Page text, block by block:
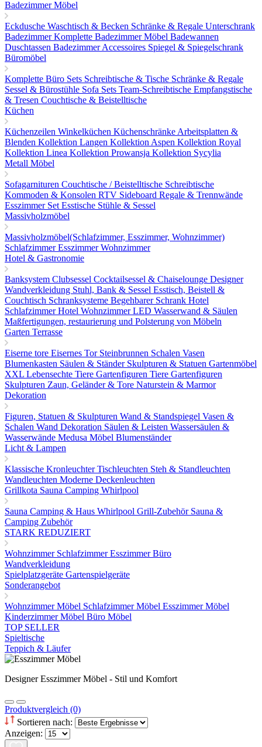
Badezimmer Möbel
Eckdusche Waschtisch & Becken Schränke & Regale Unterschrank
BadezimmerKomplette Badezimmer Möbel Badewannen
Duschtassen Badezimmer Accessoires Spiegel & Spiegelschrank
Büromöbel
Komplette Büro Sets Schreibtische & Tische Schränke & Regale
Sessel & Bürostühle Sofa Sets Team-Schreibtische Empfangstische
& Tresen Couchtische & Beistelltische
Küchen
Küchenzeilen Winkelküchen Küchenschränke Arbeitsplatten &
Blenden Kollektion Langen Kollektion Aspen Kollektion Royal
Kollektion Linea Kollektion Prowansja Kollektion Sycylia
Metall Möbel
Sofagarnituren Couchtische / Beistelltische Schreibtische
Kommoden & Konsolen RTV Sideboard Regale & Trennwände
Esszimmer Set Esstische Stühle & Sessel
Massivholzmöbel
Massivholzmöbel(Schlafzimmer, Esszimmer, Wohnzimmer)
SchlafzimmerEsszimmerWohnzimmer
Hotel & Gastronomie
Banksystem Clubsessel Cocktailsessel & Chaiselounge Designer
Wandverkleidung Stuhl, Bank & Sessel Esstisch, Beistell &
Couchtisch Schranksysteme Begehbarer Schrank Hotel
SchlafzimmerHotel WohnzimmerLED Wasserwand & Säulen
Maßfertigungen, restaurierung und Polsterung von Möbeln
Garten Terrasse
Eiserne tore Eisernes Tor Steinbrunnen Schalen Vasen
Blumenkasten Säulen & Ständer Skulpturen & Statuen Gartenmöbel
XXL Lebensechte Tiere Gartenfiguren Tiere Gartenfiguren
Skulpturen Zaun, Geländer & Tore Naturstein & Marmor
Dekoration
Figuren, Statuen & Skulpturen Wand & Standspiegel Vasen &
Schalen Wand Dekoration Säulen & Leisten Wassersäulen &
Wasserwände Medusa Möbel Blumenständer
Licht & Lampen
Klassische KronleuchterTischleuchten Steh & Standleuchten
Wandleuchten Moderne Deckenleuchten
Grillkota Sauna Camping Whirlpool
Sauna Camping & Haus Whirlpool Grill-Zubehör Sauna &
Camping Zubehör
STARK REDUZIERT
Wohnzimmer SchlafzimmerEsszimmerBüro
Wandverkleidung
Spielplatzgeräte Gartenspielgeräte
Sonderangebot
Wohnzimmer Möbel Schlafzimmer Möbel Esszimmer Möbel
Kinderzimmer Möbel Büro Möbel
TOP SELLER
Spieltische
Teppich & Läufer
Designer Esszimmer Möbel - Stil und Komfort
Produktvergleich (0)
Sortieren nach:
Anzeigen: